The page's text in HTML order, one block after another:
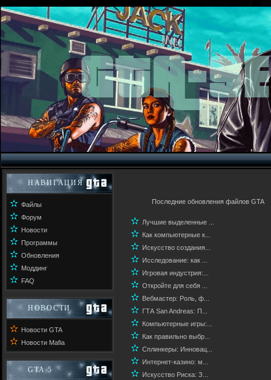
НАВИГАЦИЯ
✫ Файлы
✫ Форум
✫ Новости
✫ Программы
✫ Обновления
✫ Моддинг
✫ FAQ
НОВОСТИ
✫ Новости GTA
✫ Новости Mafia
GTA 5
Последние обновления файлов GTA
✫ Лучшие выделенные ...
✫ Как компьютерные к...
✫ Искусство создания...
✫ Исследование: как ...
✫ Игровая индустрия:...
✫ Откройте для себя ...
✫ Вебмастер: Роль, ф...
✫ ГТА San Andreas: П...
✫ Компьютерные игры:...
✫ Как правильно выбр...
✫ Сплинкеры: Инновац...
✫ Интернет-казино: м...
✫ Искусство Риска: З...